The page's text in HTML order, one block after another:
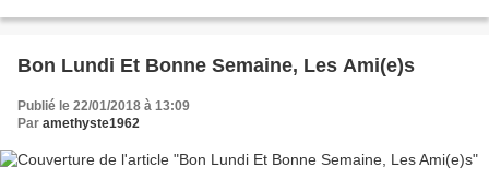
Bon Lundi Et Bonne Semaine, Les Ami(e)s
Publié le 22/01/2018 à 13:09
Par amethyste1962